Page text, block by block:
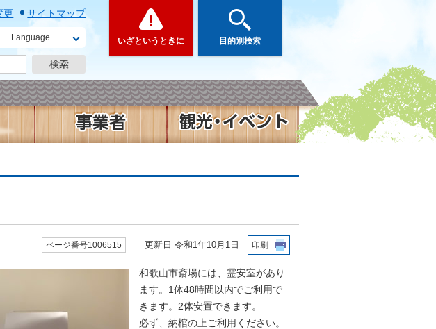
更 サイトマップ
Language いざというときに 目的別検索
ページ番号1006515 更新日 令和1年10月1日 印刷
和歌山市斎場には、霊安室があり
ます。1体48時間以内でご利用で
きます。2体安置できます。
必ず、納棺の上ご利用ください。